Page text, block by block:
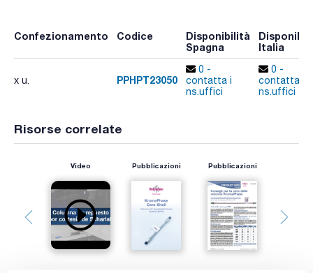
Confezionamento Codice
Disponibilità
Spagna
Italia
x u. PPHPT23050
0 -
contatta i
ns.uffici
0 -
contatta i
ns.uffici
Risorse correlate
Video Pubblicazioni Pubblicazioni